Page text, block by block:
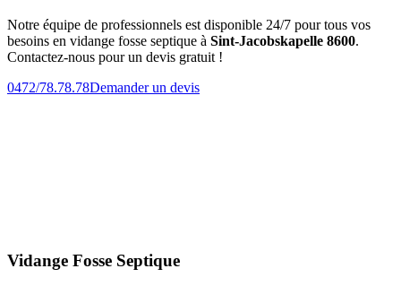
Notre équipe de professionnels est disponible 24/7 pour tous vos
besoins en vidange fosse septique à Sint-Jacobskapelle 8600.
Contactez-nous pour un devis gratuit !
0472/78.78.78Demander un devis
Vidange Fosse Septique